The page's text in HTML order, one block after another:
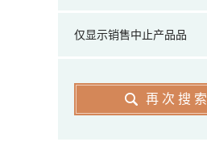
仅显示销售中止产品品
再次搜索